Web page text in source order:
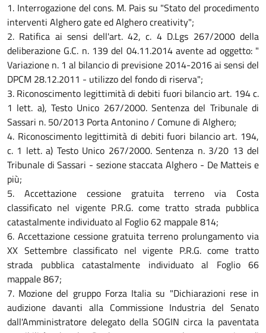
1. Interrogazione del cons. M. Pais su "Stato del procedimento
interventi Alghero gate ed Alghero creativity";
2. Ratifica ai sensi dell'art. 42, c. 4 D.Lgs 267/2000 della
deliberazione G.C. n. 139 del 04.11.2014 avente ad oggetto: "
Variazione n. 1 al bilancio di previsione 2014-2016 ai sensi del
DPCM 28.12.2011 - utilizzo del fondo di riserva";
3. Riconoscimento legittimità di debiti fuori bilancio art. 194 c.
1 lett. a), Testo Unico 267/2000. Sentenza del Tribunale di
Sassari n. 50/2013 Porta Antonino / Comune di Alghero;
4. Riconoscimento legittimità di debiti fuori bilancio art. 194,
c. 1 lett. a) Testo Unico 267/2000. Sentenza n. 3/20 13 del
Tribunale di Sassari - sezione staccata Alghero - De Matteis e
più;
5. Accettazione cessione gratuita terreno via Costa
classificato nel vigente P.R.G. come tratto strada pubblica
catastalmente individuato al Foglio 62 mappale 814;
6. Accettazione cessione gratuita terreno prolungamento via
XX Settembre classificato nel vigente P.R.G. come tratto
strada pubblica catastalmente individuato al Foglio 66
mappale 867;
7. Mozione del gruppo Forza Italia su "Dichiarazioni rese in
audizione davanti alla Commissione Industria del Senato
dall'Amministratore delegato della SOGIN circa la paventata